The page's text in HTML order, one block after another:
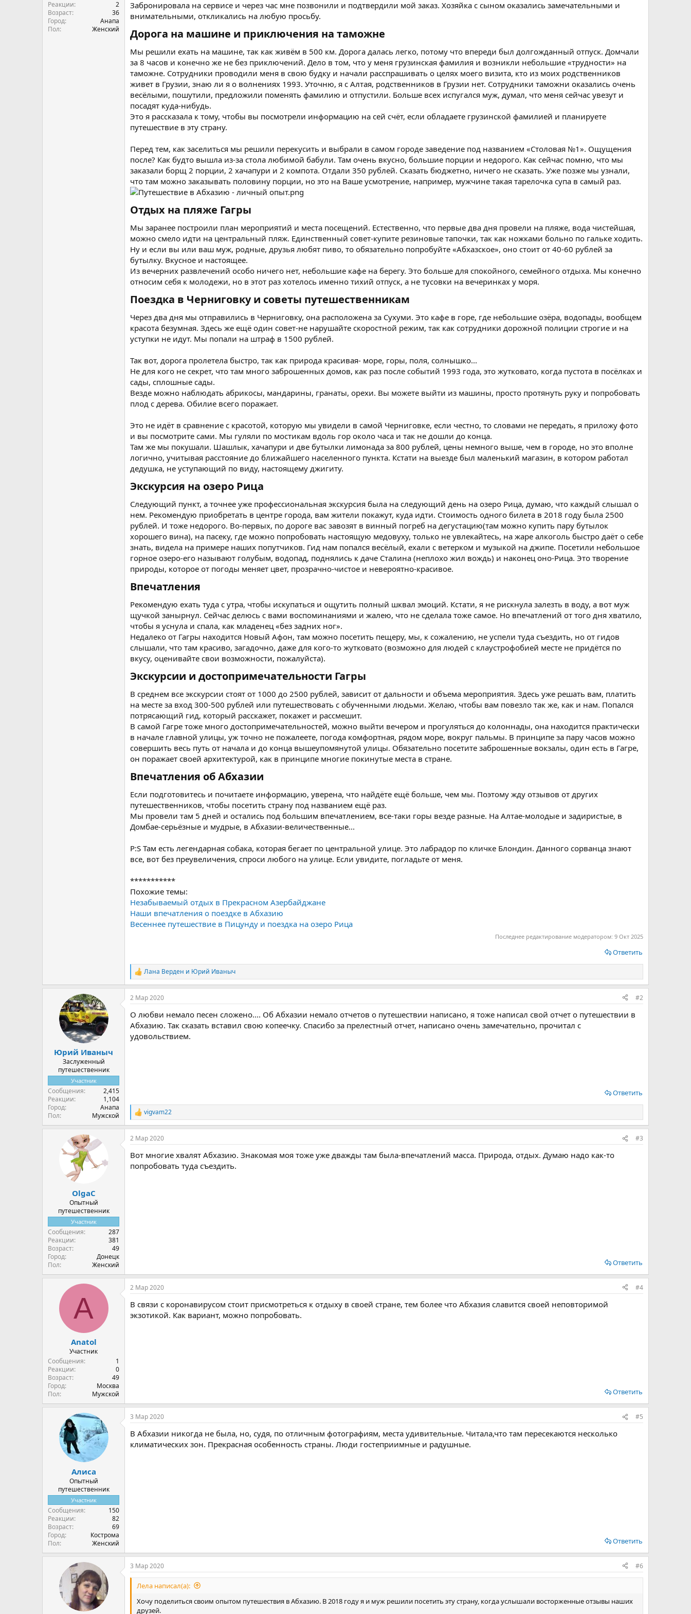
Реакции
2
Возраст
36
Город
Анапа
Пол
Женский
Забронировала на сервисе и через час мне позвонили и подтвердили мой заказ. Хозяйка с сыном оказались замечательными и
внимательными, откликались на любую просьбу.
Дорога на машине и приключения на таможне​
Мы решили ехать на машине, так как живём в 500 км. Дорога далась легко, потому что впереди был долгожданный отпуск. Домчали
за 8 часов и конечно же не без приключений. Дело в том, что у меня грузинская фамилия и возникли небольшие «трудности» на
таможне. Сотрудники проводили меня в свою будку и начали расспрашивать о целях моего визита, кто из моих родственников
живет в Грузии, знаю ли я о волнениях 1993. Уточню, я с Алтая, родственников в Грузии нет. Сотрудники таможни оказались очень
весёлыми, пошутили, предложили поменять фамилию и отпустили. Больше всех испугался муж, думал, что меня сейчас увезут и
посадят куда-нибудь.
Это я рассказала к тому, чтобы вы посмотрели информацию на сей счёт, если обладаете грузинской фамилией и планируете
путешествие в эту страну.
Перед тем, как заселиться мы решили перекусить и выбрали в самом городе заведение под названием «Столовая №1». Ощущения
после? Как будто вышла из-за стола любимой бабули. Там очень вкусно, большие порции и недорого. Как сейчас помню, что мы
заказали борщ 2 порции, 2 хачапури и 2 компота. Отдали 350 рублей. Сказать бюджетно, ничего не сказать. Уже позже мы узнали,
что там можно заказывать половину порции, но это на Ваше усмотрение, например, мужчине такая тарелочка супа в самый раз.
Отдых на пляже Гагры​
Мы заранее построили план мероприятий и места посещений. Естественно, что первые два дня провели на пляже, вода чистейшая,
можно смело идти на центральный пляж. Единственный совет-купите резиновые тапочки, так как ножками больно по гальке ходить.
Ну и если вы или ваш муж, родные, друзья любят пиво, то обязательно попробуйте «Абхазское», оно стоит от 40-60 рублей за
бутылку. Вкусное и настоящее.
Из вечерних развлечений особо ничего нет, небольшие кафе на берегу. Это больше для спокойного, семейного отдыха. Мы конечно
относим себя к молодежи, но в этот раз хотелось именно тихий отпуск, а не тусовки на вечеринках у моря.
Поездка в Черниговку и советы путешественникам​
Через два дня мы отправились в Черниговку, она расположена за Сухуми. Это кафе в горе, где небольшие озёра, водопады, вообщем
красота безумная. Здесь же ещё один совет-не нарушайте скоростной режим, так как сотрудники дорожной полиции строгие и на
уступки не идут. Мы попали на штраф в 1500 рублей.
Так вот, дорога пролетела быстро, так как природа красивая- море, горы, поля, солнышко...
Не для кого не секрет, что там много заброшенных домов, как раз после событий 1993 года, это жутковато, когда пустота в посёлках и
сады, сплошные сады.
Везде можно наблюдать абрикосы, мандарины, гранаты, орехи. Вы можете выйти из машины, просто протянуть руку и попробовать
плод с дерева. Обилие всего поражает.
Это не идёт в сравнение с красотой, которую мы увидели в самой Черниговке, если честно, то словами не передать, я приложу фото
и вы посмотрите сами. Мы гуляли по мостикам вдоль гор около часа и так не дошли до конца.
Там же мы покушали. Шашлык, хачапури и две бутылки лимонада за 800 рублей, цены немного выше, чем в городе, но это вполне
логично, учитывая расстояние до ближайшего населенного пункта. Кстати на выезде был маленький магазин, в котором работал
дедушка, не уступающий по виду, настоящему джигиту.
Экскурсия на озеро Рица​
Следующий пункт, а точнее уже профессиональная экскурсия была на следующий день на озеро Рица, думаю, что каждый слышал о
нем. Рекомендую приобретать в центре города, вам жители покажут, куда идти. Стоимость одного билета в 2018 году была 2500
рублей. И тоже недорого. Во-первых, по дороге вас завозят в винный погреб на дегустацию(там можно купить пару бутылок
хорошего вина), на пасеку, где можно попробовать настоящую медовуху, только не увлекайтесь, на жаре алкоголь быстро даёт о себе
знать, видела на примере наших попутчиков. Гид нам попался весёлый, ехали с ветерком и музыкой на джипе. Посетили небольшое
горное озеро-его называют голубым, водопад, поднялись к даче Сталина (неплохо жил вождь) и наконец оно-Рица. Это творение
природы, которое от погоды меняет цвет, прозрачно-чистое и невероятно-красивое.
Впечатления​
Рекомендую ехать туда с утра, чтобы искупаться и ощутить полный шквал эмоций. Кстати, я не рискнула залезть в воду, а вот муж
щучкой занырнул. Сейчас делюсь с вами воспоминаниями и жалею, что не сделала тоже самое. Но впечатлений от того дня хватило,
чтобы я уснула и спала, как младенец «без задних ног».
Недалеко от Гагры находится Новый Афон, там можно посетить пещеру, мы, к сожалению, не успели туда съездить, но от гидов
слышали, что там красиво, загадочно, даже для кого-то жутковато (возможно для людей с клаустрофобией месте не придётся по
вкусу, оценивайте свои возможности, пожалуйста).
Экскурсии и достопримечательности Гагры​
В среднем все экскурсии стоят от 1000 до 2500 рублей, зависит от дальности и объема мероприятия. Здесь уже решать вам, платить
на месте за вход 300-500 рублей или путешествовать с обученными людьми. Желаю, чтобы вам повезло так же, как и нам. Попался
потрясающий гид, который расскажет, покажет и рассмешит.
В самой Гагре тоже много достопримечательностей, можно выйти вечером и прогуляться до колоннады, она находится практически
в начале главной улицы, уж точно не пожалеете, погода комфортная, рядом море, вокруг пальмы. В принципе за пару часов можно
совершить весь путь от начала и до конца вышеупомянутой улицы. Обязательно посетите заброшенные вокзалы, один есть в Гагре,
он поражает своей архитектурой, как в принципе многие покинутые места в стране.
Впечатления об Абхазии​
Если подготовитесь и почитаете информацию, уверена, что найдёте ещё больше, чем мы. Поэтому жду отзывов от других
путешественников, чтобы посетить страну под названием ещё раз.
Мы провели там 5 дней и остались под большим впечатлением, все-таки горы везде разные. На Алтае-молодые и задиристые, в
Домбае-серьёзные и мудрые, в Абхазии-величественные...
P:S Там есть легендарная собака, которая бегает по центральной улице. Это лабрадор по кличке Блондин. Данного сорванца знают
все, вот без преувеличения, спроси любого на улице. Если увидите, погладьте от меня.
***********
Похожие темы:
Незабываемый отдых в Прекрасном Азербайджане
Наши впечатления о поездке в Абхазию
Весеннее путешествие в Пицунду и поездка на озеро Рица
Последнее редактирование модератором: 9 Окт 2025
Ответить
Р
е
а
к
и
и
Лана Верден и Юрий Иваныч
Юрий Иваныч
Заслуженный
путешественник
Участник
Сообщения
2,415
Реакции
1,104
Город
Анапа
Пол
Мужской
2 Мар 2020 #2
О любви немало песен сложено.... Об Абхазии немало отчетов о путешествии написано, я тоже написал свой отчет о путешествии в
Абхазию. Так сказать вставил свою копеечку. Спасибо за прелестный отчет, написано очень замечательно, прочитал с
удовольствием.
Ответить
Р
е
а
к
и
и
vigvam22
OlgaС
Опытный
путешественник
Участник
Сообщения
287
Реакции
381
Возраст
49
Город
Донецк
Пол
Женский
2 Мар 2020 #3
Вот многие хвалят Абхазию. Знакомая моя тоже уже дважды там была-впечатлений масса. Природа, отдых. Думаю надо как-то
попробовать туда съездить.
Ответить
A
Anatol
Участник
Сообщения
1
Реакции
0
Возраст
49
Город
Москва
Пол
Мужской
2 Мар 2020 #4
В связи с коронавирусом стоит присмотреться к отдыху в своей стране, тем более что Абхазия славится своей неповторимой
экзотикой. Как вариант, можно попробовать.
Ответить
Алиса
Опытный
путешественник
Участник
Сообщения
150
Реакции
82
Возраст
69
Город
Кострома
Пол
Женский
3 Мар 2020 #5
В Абхазии никогда не была, но, судя, по отличным фотографиям, места удивительные. Читала,что там пересекаются несколько
климатических зон. Прекрасная особенность страны. Люди гостеприимные и радушные.
Ответить
3 Мар 2020 #6
Лела написал(а):
Хочу поделиться своим опытом путешествия в Абхазию. В 2018 году я и муж решили посетить эту страну, когда услышали восторженные отзывы наших
друзей.